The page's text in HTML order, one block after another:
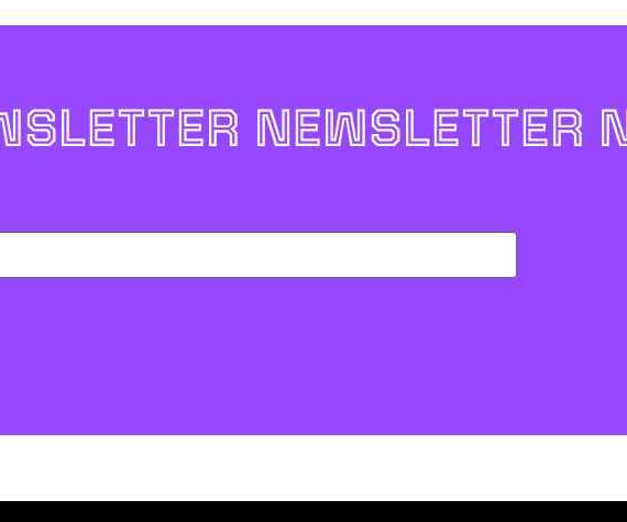
NEWSLETTER